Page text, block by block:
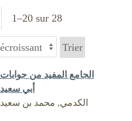
1–20 sur 28
Trier
الجامع المفيد من جوابات
أبي سعيد
الكدمي, محمد بن سعيد